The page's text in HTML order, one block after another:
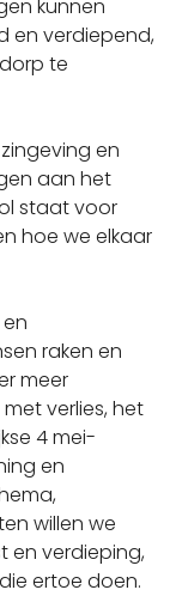
kunnen
en verdiepend,
te
en
aan het
staat voor
hoe we elkaar
raken en
meer
verlies, het
4 mei-
en
willen we
en verdieping,
ertoe doen.